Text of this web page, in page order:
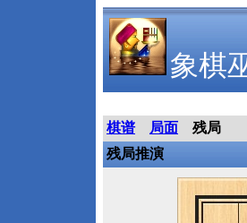
象棋
棋谱 局面
残局
残局推演